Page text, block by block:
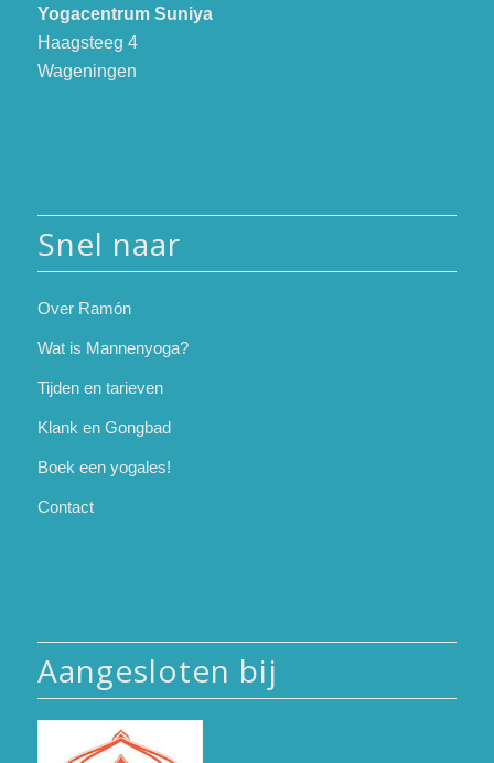
Yogacentrum Suniya
Haagsteeg 4
Wageningen
Snel naar
Over Ramón
Wat is Mannenyoga?
Tijden en tarieven
Klank en Gongbad
Boek een yogales!
Contact
Aangesloten bij